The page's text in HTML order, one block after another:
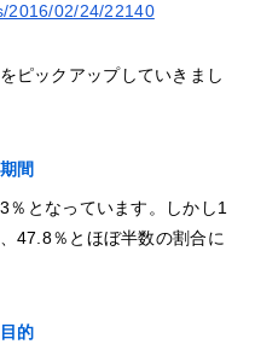
2016/02/24/22140
ピックアップしていきまし
間
％となっています。しかし1
47.8％とほぼ半数の割合に
的